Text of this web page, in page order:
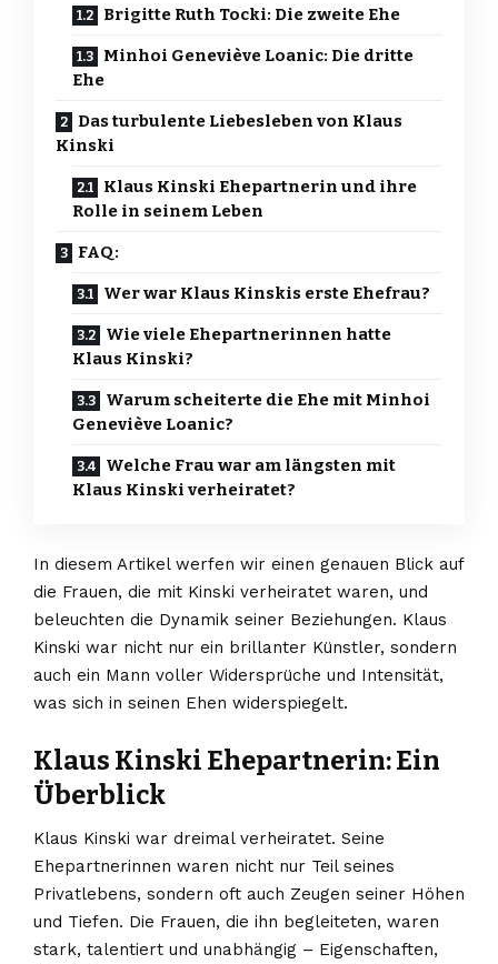
Brigitte Ruth Tocki: Die zweite Ehe
Minhoi Geneviève Loanic: Die dritte
Ehe
Das turbulente Liebesleben von Klaus
Kinski
Klaus Kinski Ehepartnerin und ihre
Rolle in seinem Leben
FAQ:
Wer war Klaus Kinskis erste Ehefrau?
Wie viele Ehepartnerinnen hatte
Klaus Kinski?
Warum scheiterte die Ehe mit Minhoi
Geneviève Loanic?
Welche Frau war am längsten mit
Klaus Kinski verheiratet?
In diesem Artikel werfen wir einen genauen Blick auf
die Frauen, die mit Kinski verheiratet waren, und
beleuchten die Dynamik seiner Beziehungen. Klaus
Kinski war nicht nur ein brillanter Künstler, sondern
auch ein Mann voller Widersprüche und Intensität,
was sich in seinen Ehen widerspiegelt.
Klaus Kinski Ehepartnerin: Ein
Überblick
Klaus Kinski war dreimal verheiratet. Seine
Ehepartnerinnen waren nicht nur Teil seines
Privatlebens, sondern oft auch Zeugen seiner Höhen
und Tiefen. Die Frauen, die ihn begleiteten, waren
stark, talentiert und unabhängig – Eigenschaften,